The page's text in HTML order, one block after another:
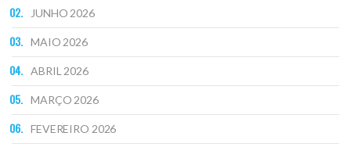
JUNHO 2026
MAIO 2026
ABRIL 2026
MARÇO 2026
FEVEREIRO 2026